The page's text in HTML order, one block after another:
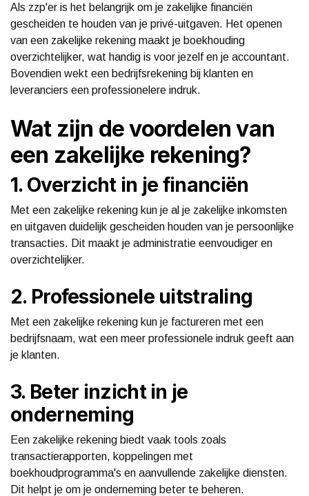
Als zzp'er is het belangrijk om je zakelijke financiën
gescheiden te houden van je privé-uitgaven. Het openen
van een zakelijke rekening maakt je boekhouding
overzichtelijker, wat handig is voor jezelf en je accountant.
Bovendien wekt een bedrijfsrekening bij klanten en
leveranciers een professionelere indruk.
Wat zijn de voordelen van
een zakelijke rekening?
1. Overzicht in je financiën
Met een zakelijke rekening kun je al je zakelijke inkomsten
en uitgaven duidelijk gescheiden houden van je persoonlijke
transacties. Dit maakt je administratie eenvoudiger en
overzichtelijker.
2. Professionele uitstraling
Met een zakelijke rekening kun je factureren met een
bedrijfsnaam, wat een meer professionele indruk geeft aan
je klanten.
3. Beter inzicht in je
onderneming
Een zakelijke rekening biedt vaak tools zoals
transactierapporten, koppelingen met
boekhoudprogramma's en aanvullende zakelijke diensten.
Dit helpt je om je onderneming beter te beheren.